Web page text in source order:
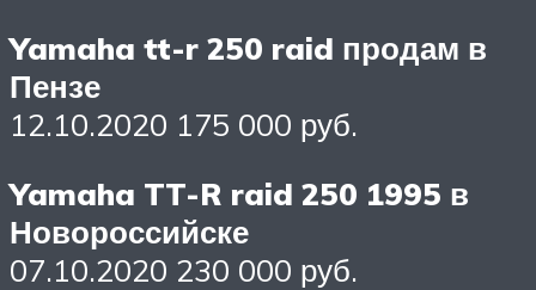
Yamaha tt-r 250 raid продам в
Пензе
12.10.2020 175 000 руб.
Yamaha TT-R raid 250 1995 в
Новороссийске
07.10.2020 230 000 руб.